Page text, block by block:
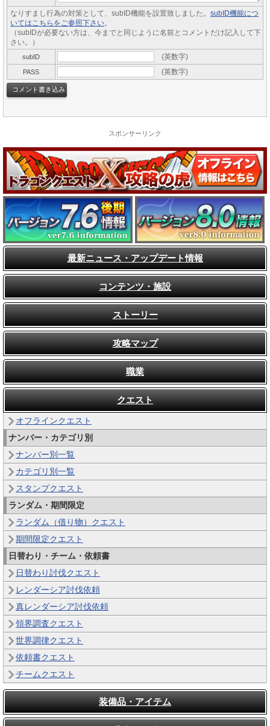
なりすまし行為の対策として、subID機能を設置致しました。 subID機能につ
いてはこちらをご参照下さい。
（subIDが必要ない方は、今までと同じように名前とコメントだけ記入して下
さい。）
subID (英数字)
PASS (英数字)
スポンサーリンク
最新ニュース・アップデート情報
コンテンツ・施設
ストーリー
攻略マップ
職業
クエスト
オフラインクエスト
ナンバー・カテゴリ別
ナンバー別一覧
カテゴリ別一覧
スタンプクエスト
ランダム・期間限定
ランダム（借り物）クエスト
期間限定クエスト
日替わり・チーム・依頼書
日替わり討伐クエスト
レンダーシア討伐依頼
真レンダーシア討伐依頼
領界調査クエスト
世界調律クエスト
依頼書クエスト
チームクエスト
装備品・アイテム